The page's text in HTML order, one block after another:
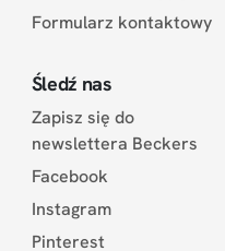
Formularz kontaktowy
Śledź nas
Zapisz się do
newslettera Beckers
Facebook
Instagram
Pinterest